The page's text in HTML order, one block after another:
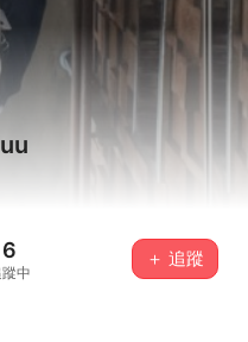
6
中
＋ 追蹤